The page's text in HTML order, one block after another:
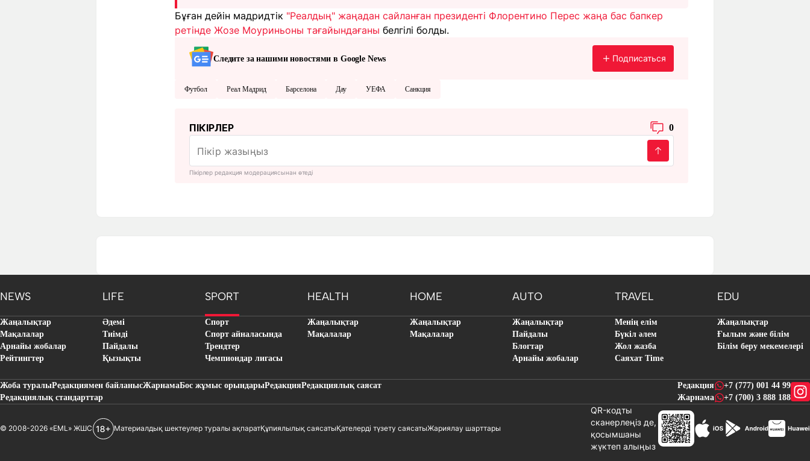
Бұған дейін мадридтік "Реалдың" жаңадан сайланған президенті Флорентино Перес жаңа бас бапкер
ретінде Жозе Моуриньоны тағайындағаны белгілі болды.
Следите за нашими новостями в Google News Подписаться
Футбол Реал Мадрид Барселона Дау УЕФА Санкция
ПІКІРЛЕР 0
Пікірлер редакция модерациясынан өтеді
NEWS LIFE SPORT HEALTH HOME AUTO TRAVEL EDU
Жаңалықтар
Мақалалар
Арнайы жобалар
Рейтингтер
Әдемі
Тиімді
Пайдалы
Қызықты
Спорт
Спорт айналасында
Трендтер
Чемпиондар лигасы
Жаңалықтар
Мақалалар
Жаңалықтар
Мақалалар
Жаңалықтар
Пайдалы
Блогтар
Арнайы жобалар
Менің елім
Бүкіл әлем
Жол жазба
Саяхат Time
Жаңалықтар
Ғылым және білім
Білім беру мекемелері
Жоба туралыРедакциямен байланысЖарнамаБос жұмыс орындарыРедакцияРедакциялық саясат
Редакциялық стандарттар
Редакция
+7 (777) 001 44 99
Жарнама
+7 (700) 3 888 188
© 2008-2026 «EML» ЖШС Материалдық шектеулер туралы ақпаратҚұпиялылық саясатыҚателерді түзету саясатыЖариялау шарттары
QR-кодты
сканерлеңіз де,
қосымшаны
жүктеп алыңыз